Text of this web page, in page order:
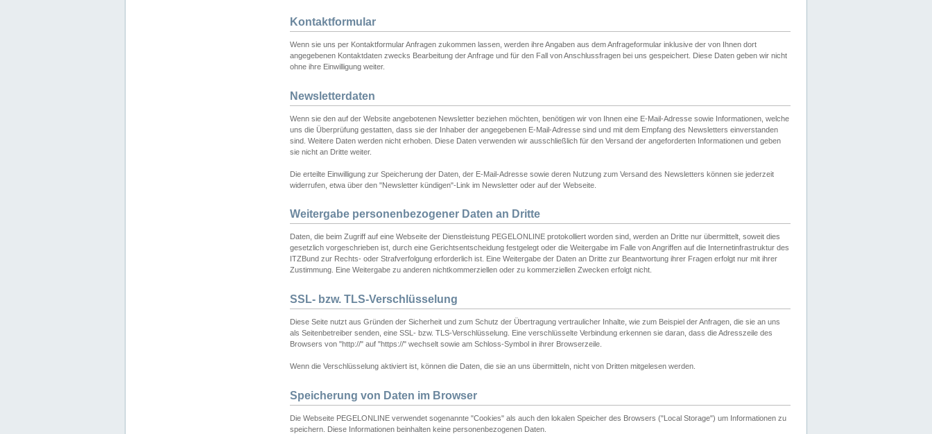
Kontaktformular
Wenn sie uns per Kontaktformular Anfragen zukommen lassen, werden ihre Angaben aus dem Anfrageformular inklusive der von Ihnen dort
angegebenen Kontaktdaten zwecks Bearbeitung der Anfrage und für den Fall von Anschlussfragen bei uns gespeichert. Diese Daten geben wir nicht
ohne ihre Einwilligung weiter.
Newsletterdaten
Wenn sie den auf der Website angebotenen Newsletter beziehen möchten, benötigen wir von Ihnen eine E-Mail-Adresse sowie Informationen, welche
uns die Überprüfung gestatten, dass sie der Inhaber der angegebenen E-Mail-Adresse sind und mit dem Empfang des Newsletters einverstanden
sind. Weitere Daten werden nicht erhoben. Diese Daten verwenden wir ausschließlich für den Versand der angeforderten Informationen und geben
sie nicht an Dritte weiter.
Die erteilte Einwilligung zur Speicherung der Daten, der E-Mail-Adresse sowie deren Nutzung zum Versand des Newsletters können sie jederzeit
widerrufen, etwa über den "Newsletter kündigen"-Link im Newsletter oder auf der Webseite.
Weitergabe personenbezogener Daten an Dritte
Daten, die beim Zugriff auf eine Webseite der Dienstleistung PEGELONLINE protokolliert worden sind, werden an Dritte nur übermittelt, soweit dies
gesetzlich vorgeschrieben ist, durch eine Gerichtsentscheidung festgelegt oder die Weitergabe im Falle von Angriffen auf die Internetinfrastruktur des
ITZBund zur Rechts- oder Strafverfolgung erforderlich ist. Eine Weitergabe der Daten an Dritte zur Beantwortung ihrer Fragen erfolgt nur mit ihrer
Zustimmung. Eine Weitergabe zu anderen nichtkommerziellen oder zu kommerziellen Zwecken erfolgt nicht.
SSL- bzw. TLS-Verschlüsselung
Diese Seite nutzt aus Gründen der Sicherheit und zum Schutz der Übertragung vertraulicher Inhalte, wie zum Beispiel der Anfragen, die sie an uns
als Seitenbetreiber senden, eine SSL- bzw. TLS-Verschlüsselung. Eine verschlüsselte Verbindung erkennen sie daran, dass die Adresszeile des
Browsers von "http://" auf "https://" wechselt sowie am Schloss-Symbol in ihrer Browserzeile.
Wenn die Verschlüsselung aktiviert ist, können die Daten, die sie an uns übermitteln, nicht von Dritten mitgelesen werden.
Speicherung von Daten im Browser
Die Webseite PEGELONLINE verwendet sogenannte "Cookies" als auch den lokalen Speicher des Browsers ("Local Storage") um Informationen zu
speichern. Diese Informationen beinhalten keine personenbezogenen Daten.